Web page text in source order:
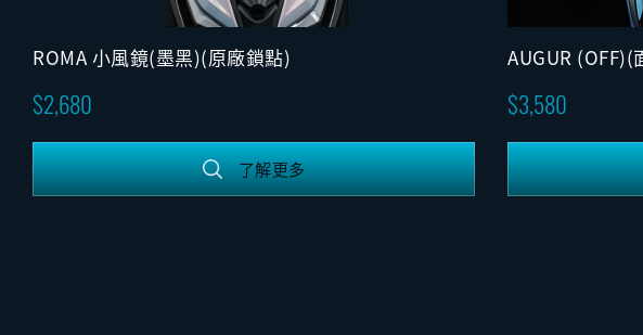
ROMA 小風鏡(墨黑)(原廠鎖點)
2,680
了解更多
AUGUR (OFF)(
3,580